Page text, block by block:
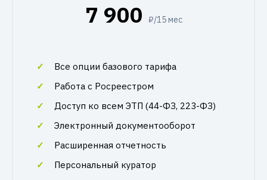
7 900 ₽/15 мес
Все опции базового тарифа
Работа с Росреестром
Доступ ко всем ЭТП (44-ФЗ, 223-ФЗ)
Электронный документооборот
Расширенная отчетность
Персональный куратор